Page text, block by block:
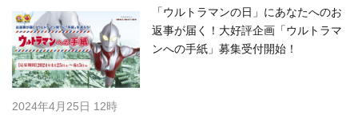
「ウルトラマンの日」にあなたへのお
返事が届く！大好評企画「ウルトラマ
ンへの手紙」募集受付開始！
2024年4月25日 12時